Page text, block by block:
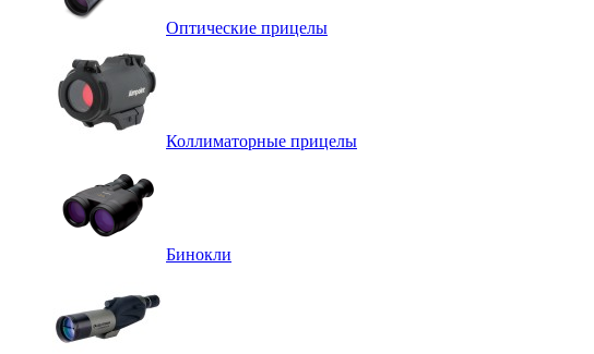
Оптические прицелы
Коллиматорные прицелы
Бинокли